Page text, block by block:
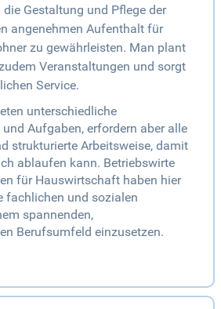
Gestaltung und Pflege der
angenehmen Aufenthalt für
zu gewährleisten. Man plant
Veranstaltungen und sorgt
Service.
unterschiedliche
Aufgaben, erfordern aber alle
strukturierte Arbeitsweise, damit
ablaufen kann. Betriebswirte
für Hauswirtschaft haben hier
fachlichen und sozialen
spannenden,
Berufsumfeld einzusetzen.